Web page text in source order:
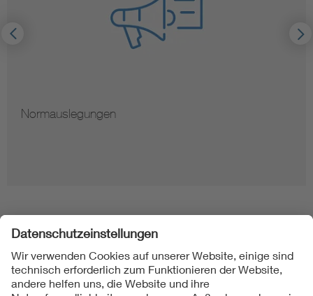
Normauslegungen
Folgen Sie uns